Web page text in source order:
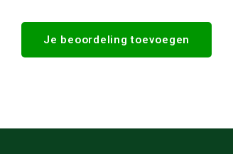
Je beoordeling toevoegen